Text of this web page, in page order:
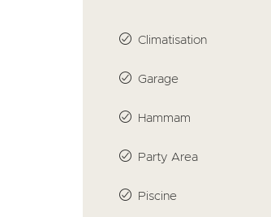
Climatisation
Garage
Hammam
Party Area
Piscine